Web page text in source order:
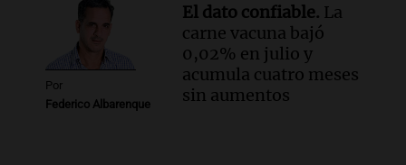
Por
Federico Albarenque
El dato confiable. La
carne vacuna bajó
0,02% en julio y
acumula cuatro meses
sin aumentos